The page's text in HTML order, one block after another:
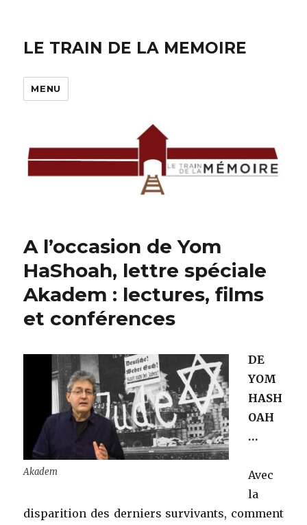
LE TRAIN DE LA MEMOIRE
MENU
A l’occasion de Yom
HaShoah, lettre spéciale
Akadem : lectures, films
et conférences
Akadem
DE
YOM
HASH
OAH
…
Avec
la
disparition des derniers survivants, comment